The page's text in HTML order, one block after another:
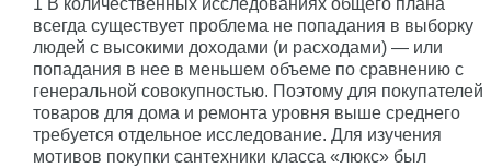
1 В количественных исследованиях общего плана
всегда существует проблема не попадания в выборку
людей с высокими доходами (и расходами) — или
попадания в нее в меньшем объеме по сравнению с
генеральной совокупностью. Поэтому для покупателей
товаров для дома и ремонта уровня выше среднего
требуется отдельное исследование. Для изучения
мотивов покупки сантехники класса «люкс» был